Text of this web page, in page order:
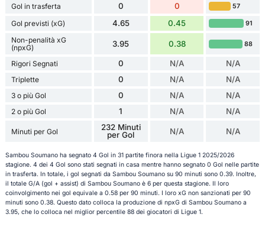
Gol in trasferta 0 0 57
Gol previsti (xG) 4.65 0.45 91
Non-penalità xG
(npxG)
3.95 0.38 88
Rigori Segnati 0 N/A N/A
Triplette 0 N/A N/A
3 o più Gol 0 N/A N/A
2 o più Gol 1 N/A N/A
Minuti per Gol
232 Minuti
per Gol
N/A N/A
Sambou Soumano ha segnato 4 Gol in 31 partite finora nella Ligue 1 2025/2026
stagione. 4 dei 4 Gol sono stati segnati in casa mentre hanno segnato 0 Gol nelle partite
in trasferta. In totale, i gol segnati da Sambou Soumano su 90 minuti sono 0.39. Inoltre,
il totale G/A (gol + assist) di Sambou Soumano è 6 per questa stagione. Il loro
coinvolgimento nei gol equivale a 0.58 per 90 minuti. I loro xG non sanzionati per 90
minuti sono 0.38. Questo dato colloca la produzione di npxG di Sambou Soumano a
3.95, che lo colloca nel miglior percentile 88 dei giocatori di Ligue 1.